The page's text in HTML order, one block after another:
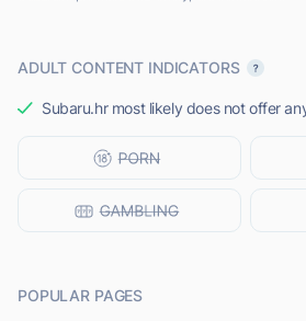
ADULT CONTENT INDICATORS
Subaru.hr most likely does not offer
POPULAR PAGES